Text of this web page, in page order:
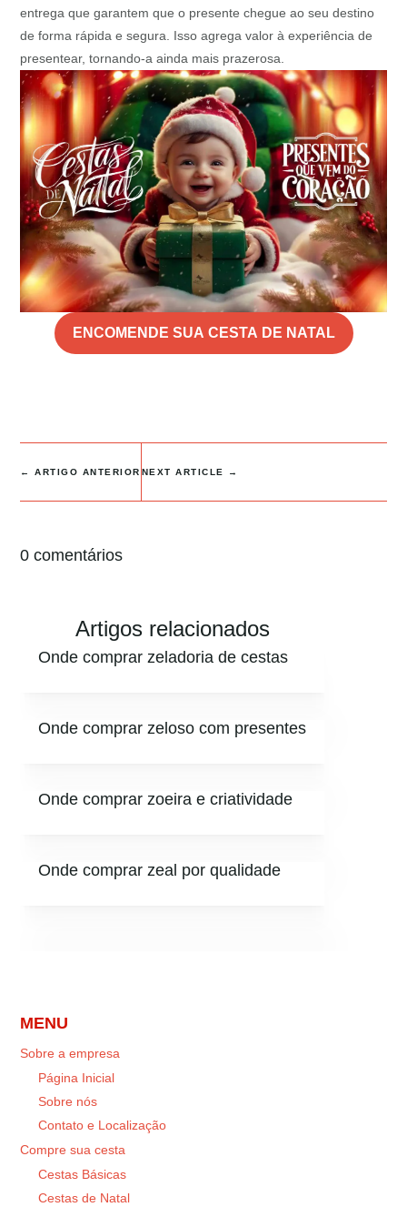
entrega que garantem que o presente chegue ao seu destino
de forma rápida e segura. Isso agrega valor à experiência de
presentear, tornando-a ainda mais prazerosa.
ENCOMENDE SUA CESTA DE NATAL
←ARTIGO ANTERIOR NEXT ARTICLE →
0 comentários
Artigos relacionados
Onde comprar zeladoria de cestas
Onde comprar zeloso com presentes
Onde comprar zoeira e criatividade
Onde comprar zeal por qualidade
MENU
Sobre a empresa
Página Inicial
Sobre nós
Contato e Localização
Compre sua cesta
Cestas Básicas
Cestas de Natal